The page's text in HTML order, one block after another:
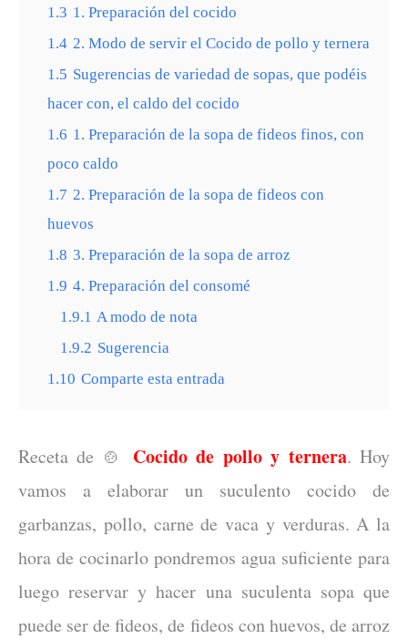
1.3 1. Preparación del cocido
1.4 2. Modo de servir el Cocido de pollo y ternera
1.5 Sugerencias de variedad de sopas, que podéis
hacer con, el caldo del cocido
1.6 1. Preparación de la sopa de fideos finos, con
poco caldo
1.7 2. Preparación de la sopa de fideos con
huevos
1.8 3. Preparación de la sopa de arroz
1.9 4. Preparación del consomé
1.9.1 A modo de nota
1.9.2 Sugerencia
1.10 Comparte esta entrada
Receta de 🍲 Cocido de pollo y ternera. Hoy
vamos a elaborar un suculento cocido de
garbanzas, pollo, carne de vaca y verduras. A la
hora de cocinarlo pondremos agua suficiente para
luego reservar y hacer una suculenta sopa que
puede ser de fideos, de fideos con huevos, de arroz